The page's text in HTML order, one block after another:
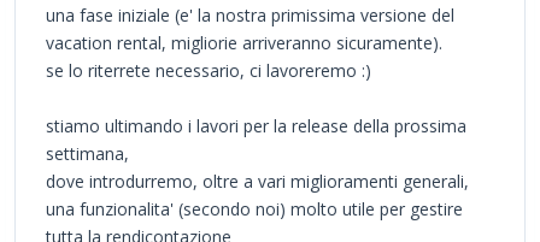
una fase iniziale (e' la nostra primissima versione del
vacation rental, migliorie arriveranno sicuramente).
se lo riterrete necessario, ci lavoreremo :)
stiamo ultimando i lavori per la release della prossima
settimana,
dove introdurremo, oltre a vari miglioramenti generali,
una funzionalita' (secondo noi) molto utile per gestire
tutta la rendicontazione